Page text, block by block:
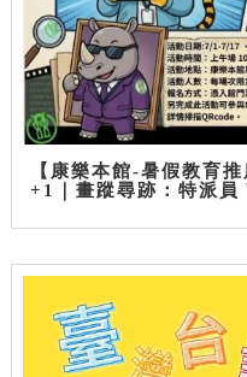
【康樂本館-暑假教育
+1｜畫蹤尋跡：特派員